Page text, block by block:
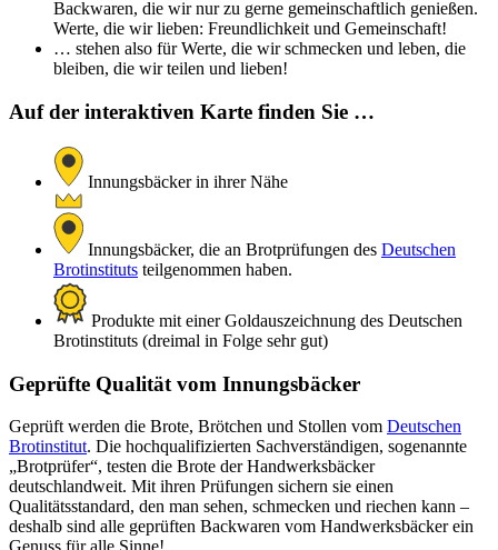
Backwaren, die wir nur zu gerne gemeinschaftlich genießen.
Werte, die wir lieben: Freundlichkeit und Gemeinschaft!
… stehen also für Werte, die wir schmecken und leben, die
bleiben, die wir teilen und lieben!
Auf der interaktiven Karte finden Sie …
Innungsbäcker in ihrer Nähe
Innungsbäcker, die an Brotprüfungen des Deutschen
Brotinstituts teilgenommen haben.
Produkte mit einer Goldauszeichnung des Deutschen
Brotinstituts (dreimal in Folge sehr gut)
Geprüfte Qualität vom Innungsbäcker
Geprüft werden die Brote, Brötchen und Stollen vom Deutschen
Brotinstitut. Die hochqualifizierten Sachverständigen, sogenannte
„Brotprüfer“, testen die Brote der Handwerksbäcker
deutschlandweit. Mit ihren Prüfungen sichern sie einen
Qualitätsstandard, den man sehen, schmecken und riechen kann –
deshalb sind alle geprüften Backwaren vom Handwerksbäcker ein